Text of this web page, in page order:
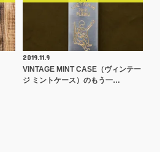
2019.11.9
VINTAGE MINT CASE（ヴィンテー
ジ ミントケース）のもう一…